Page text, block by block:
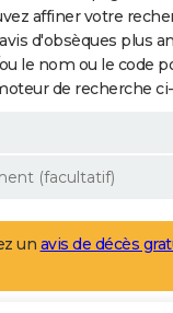
affiner votre
d'obsèques plus
le nom ou le code
de recherche
un avis de décès